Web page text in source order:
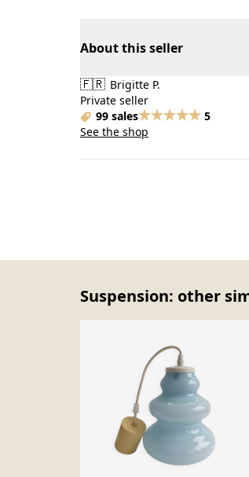
About this seller
🇫🇷 Brigitte P.
Private seller
99 sales
5
See the shop
Suspension: other